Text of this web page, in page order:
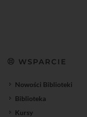
WSPARCIE
Nowości Biblioteki
Biblioteka
Kursy